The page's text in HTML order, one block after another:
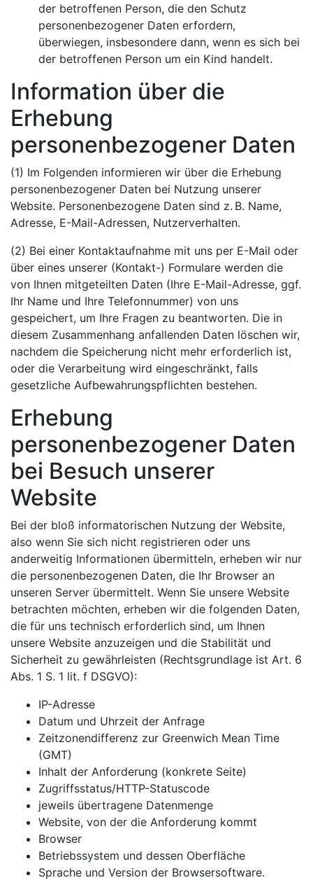
der betroffenen Person, die den Schutz
personenbezogener Daten erfordern,
überwiegen, insbesondere dann, wenn es sich bei
der betroffenen Person um ein Kind handelt.
Information über die
Erhebung
personenbezogener Daten
(1) Im Folgenden informieren wir über die Erhebung
personenbezogener Daten bei Nutzung unserer
Website. Personenbezogene Daten sind z. B. Name,
Adresse, E-Mail-Adressen, Nutzerverhalten.
(2) Bei einer Kontaktaufnahme mit uns per E-Mail oder
über eines unserer (Kontakt-) Formulare werden die
von Ihnen mitgeteilten Daten (Ihre E-Mail-Adresse, ggf.
Ihr Name und Ihre Telefonnummer) von uns
gespeichert, um Ihre Fragen zu beantworten. Die in
diesem Zusammenhang anfallenden Daten löschen wir,
nachdem die Speicherung nicht mehr erforderlich ist,
oder die Verarbeitung wird eingeschränkt, falls
gesetzliche Aufbewahrungspflichten bestehen.
Erhebung
personenbezogener Daten
bei Besuch unserer
Website
Bei der bloß informatorischen Nutzung der Website,
also wenn Sie sich nicht registrieren oder uns
anderweitig Informationen übermitteln, erheben wir nur
die personenbezogenen Daten, die Ihr Browser an
unseren Server übermittelt. Wenn Sie unsere Website
betrachten möchten, erheben wir die folgenden Daten,
die für uns technisch erforderlich sind, um Ihnen
unsere Website anzuzeigen und die Stabilität und
Sicherheit zu gewährleisten (Rechtsgrundlage ist Art. 6
Abs. 1 S. 1 lit. f DSGVO):
IP-Adresse
Datum und Uhrzeit der Anfrage
Zeitzonendifferenz zur Greenwich Mean Time
(GMT)
Inhalt der Anforderung (konkrete Seite)
Zugriffsstatus/HTTP-Statuscode
jeweils übertragene Datenmenge
Website, von der die Anforderung kommt
Browser
Betriebssystem und dessen Oberfläche
Sprache und Version der Browsersoftware.